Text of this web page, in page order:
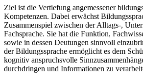
Ziel ist die Vertiefung angemessener
Kompetenzen. Dabei erwächst
Zusammenspiel zwischen der Alltags-,
Fachsprache. Sie hat die Funktion,
sowie in dessen Deutungen sinnvoll
der Bildungssprache ermöglicht es dem
kognitiv anspruchsvolle
durchdringen und Informationen zu